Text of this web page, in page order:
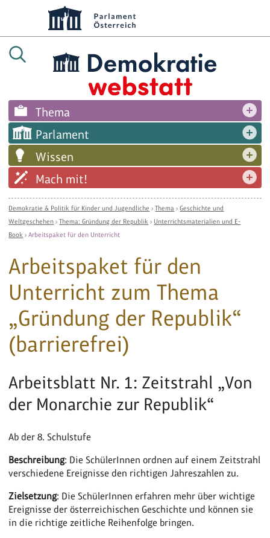
Thema
Parlament
Wissen
Mach mit!
Demokratie & Politik für Kinder und Jugendliche ›Thema ›Geschichte und
Weltgeschehen ›Thema: Gründung der Republik › Unterrichtsmaterialien und E-
Book ›Arbeitspaket für den Unterricht
Arbeitspaket für den
Unterricht zum Thema
„Gründung der Republik“
(barrierefrei)
Arbeitsblatt Nr. 1: Zeitstrahl „Von
der Monarchie zur Republik“
Ab der 8. Schulstufe
Beschreibung: Die SchülerInnen ordnen auf einem Zeitstrahl
verschiedene Ereignisse den richtigen Jahreszahlen zu.
Zielsetzung: Die SchülerInnen erfahren mehr über wichtige
Ereignisse der österreichischen Geschichte und können sie
in die richtige zeitliche Reihenfolge bringen.